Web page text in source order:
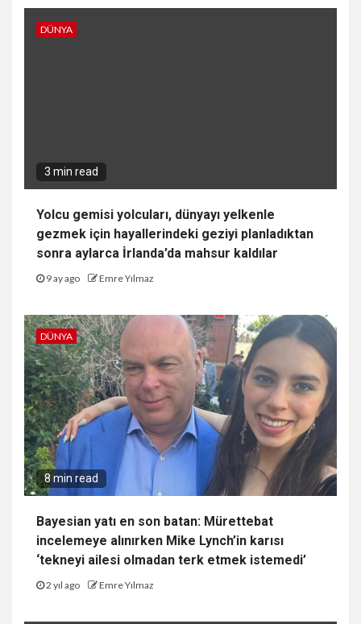
DÜNYA
3 min read
Yolcu gemisi yolcuları, dünyayı yelkenle
gezmek için hayallerindeki geziyi planladıktan
sonra aylarca İrlanda’da mahsur kaldılar
9 ay ago Emre Yılmaz
DÜNYA
8 min read
Bayesian yatı en son batan: Mürettebat
incelemeye alınırken Mike Lynch’in karısı
‘tekneyi ailesi olmadan terk etmek istemedi’
2 yıl ago Emre Yılmaz